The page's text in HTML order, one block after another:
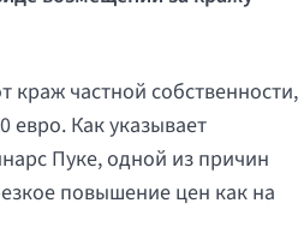
краж частной собственности,
евро. Как указывает
Пуке, одной из причин
повышение цен как на